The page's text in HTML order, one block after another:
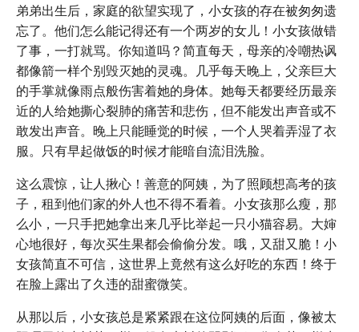
弟弟出生后，家庭的欲望实现了，小女孩的存在被匆匆遗
忘了。他们怎么能记得还有一个两岁的女儿！小女孩做错
了事，一打就骂。你知道吗？简直每天，母亲的冷嘲热讽
都像箭一样个别毁灭她的灵魂。几乎每天晚上，父亲巨大
的手掌就像雨点般伤害着她的身体。她每天都要经历最亲
近的人给她撕心裂肺的痛苦和悲伤，但不能发出声音或不
敢发出声音。晚上只能睡觉的时候，一个人哭着弄湿了衣
服。只有早起做饭的时候才能暗自流泪洗脸。
这么震惊，让人揪心！善意的阿姨，为了照顾想高考的孩
子，租到他们家的外人也不得不看着。小女孩那么瘦，那
么小，一只手把她拿出来几乎比举起一只小猫容易。大婶
心地很好，每次买生果都会偷偷分发。哦，又甜又脆！小
女孩简直不可信，这世界上竟然有这么好吃的东西！终于
在脸上露出了久违的甜蜜微笑。
从那以后，小女孩总是紧紧跟在这位阿姨的后面，像被太